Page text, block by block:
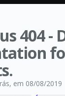
404 -
, em 08/08/2019